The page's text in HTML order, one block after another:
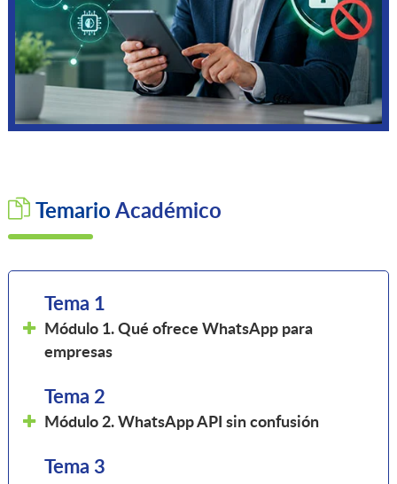
TemarioAcadémico
Tema 1
Módulo 1. Qué ofrece WhatsApp para
empresas
Tema 2
Módulo 2. WhatsApp API sin confusión
Tema 3